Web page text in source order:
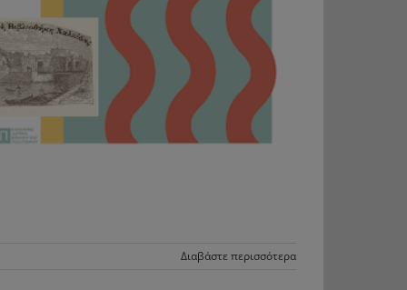
Διαβάστε περισσότερα